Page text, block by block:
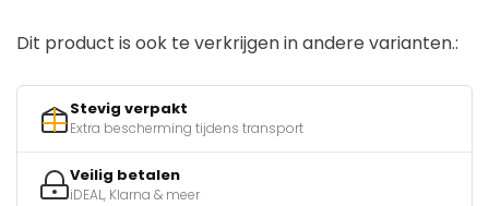
Dit product is ook te verkrijgen in andere varianten.:
Stevig verpakt
Extra bescherming tijdens transport
Veilig betalen
iDEAL, Klarna & meer